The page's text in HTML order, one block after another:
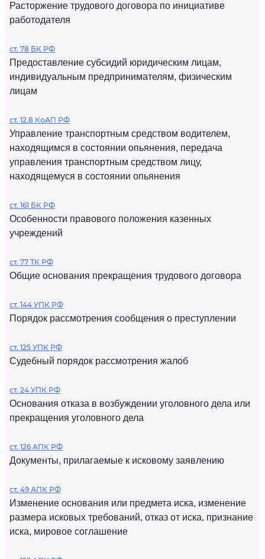
Расторжение трудового договора по инициативе
работодателя
ст. 78 БК РФ
Предоставление субсидий юридическим лицам,
индивидуальным предпринимателям, физическим
лицам
ст. 12.8 КоАП РФ
Управление транспортным средством водителем,
находящимся в состоянии опьянения, передача
управления транспортным средством лицу,
находящемуся в состоянии опьянения
ст. 161 БК РФ
Особенности правового положения казенных
учреждений
ст. 77 ТК РФ
Общие основания прекращения трудового договора
ст. 144 УПК РФ
Порядок рассмотрения сообщения о преступлении
ст. 125 УПК РФ
Судебный порядок рассмотрения жалоб
ст. 24 УПК РФ
Основания отказа в возбуждении уголовного дела или
прекращения уголовного дела
ст. 126 АПК РФ
Документы, прилагаемые к исковому заявлению
ст. 49 АПК РФ
Изменение основания или предмета иска, изменение
размера исковых требований, отказ от иска, признание
иска, мировое соглашение